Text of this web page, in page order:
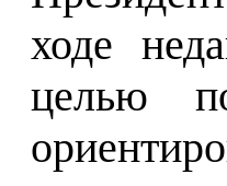
ходе
целью